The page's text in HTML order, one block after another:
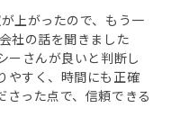
上がったので、もう一
社の話を聞きました
ーさんが良いと判断し
やすく、時間にも正確
さった点で、信頼できる